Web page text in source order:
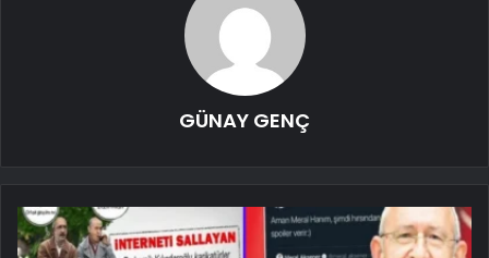
GÜNAY GENÇ